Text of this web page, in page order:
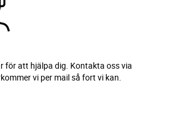
för att hjälpa dig. Kontakta oss via
vi per mail så fort vi kan.